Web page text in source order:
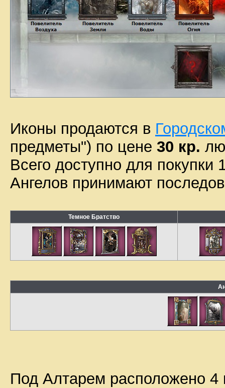
Иконы продаются в
предметы") по цене 30 кр.
Всего доступно для покупки
Ангелов принимают
Темное Братство
Под Алтарем расположено 4